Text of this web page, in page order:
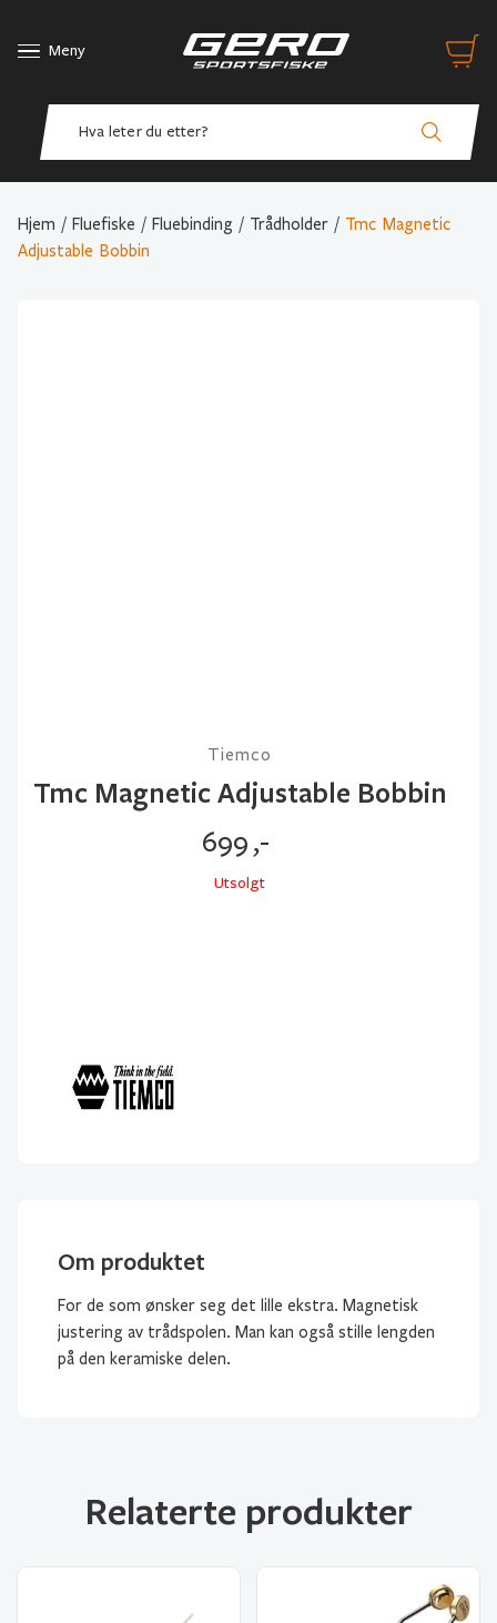
Meny
Hjem / Fluefiske / Fluebinding / Trådholder / Tmc Magnetic
Adjustable Bobbin
Tiemco
Tmc Magnetic Adjustable Bobbin
699,-
Utsolgt
Om produktet
For de som ønsker seg det lille ekstra. Magnetisk
justering av trådspolen. Man kan også stille lengden
på den keramiske delen.
Relaterte produkter